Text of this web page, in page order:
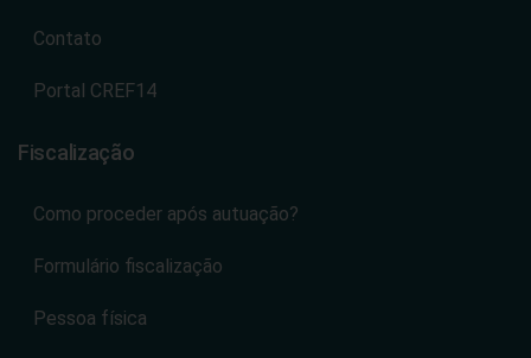
Contato
Portal CREF14
Fiscalização
Como proceder após autuação?
Formulário fiscalização
Pessoa física